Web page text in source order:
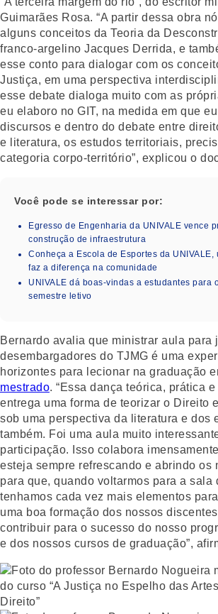
Guimarães Rosa. “A partir dessa obra
alguns conceitos da Teoria da
franco-argelino Jacques Derrida, e
esse conto para dialogar com os
Justiça, em uma perspectiva
esse debate dialoga muito com as
eu elaboro no GIT, na medida em que
discursos e dentro do debate entre
e literatura, os estudos territoriais,
categoria corpo-território”, explicou o
Você pode se interessar por:
Egresso de Engenharia da UNIVALE vence
construção de infraestrutura
Conheça a Escola de Esportes da UNIVALE,
faz a diferença na comunidade
UNIVALE dá boas-vindas a estudantes para
semestre letivo
Bernardo avalia que ministrar aula para
desembargadores do TJMG é uma
horizontes para lecionar na graduação
mestrado. “Essa dança teórica, prática
entrega uma forma de teorizar o Direito
sob uma perspectiva da literatura e dos
também. Foi uma aula muito
participação. Isso colabora
esteja sempre refrescando e abrindo os
para que, quando voltarmos para a sala
tenhamos cada vez mais elementos
uma boa formação dos nossos
contribuir para o sucesso do nosso
e dos nossos cursos de graduação”,